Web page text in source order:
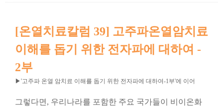
[온열치료칼럼 39] 고주파온열암치료
이해를 돕기 위한 전자파에 대하여 -
2부
▶'고주파 온열 암치료 이해를 돕기 위한 전자파에 대하여-1부'에 이어
그렇다면, 우리나라를 포함한 주요 국가들이 비이온화